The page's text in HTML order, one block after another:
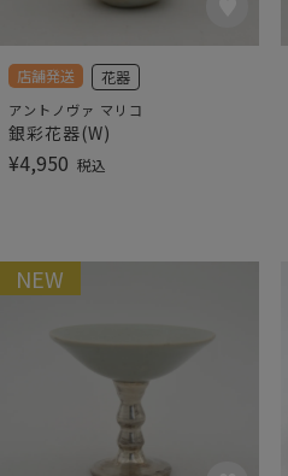
店舗発送 花器
アントノヴァ マリコ
銀彩花器(W)
¥4,950 税込
NEW